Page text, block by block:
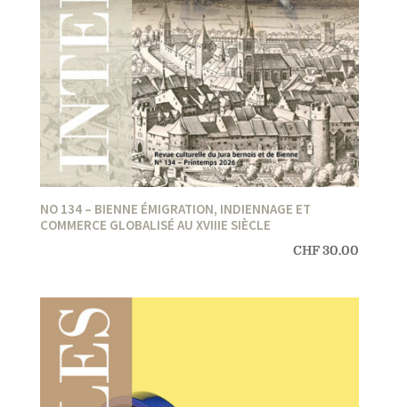
NO 134 – BIENNE ÉMIGRATION, INDIENNAGE ET
COMMERCE GLOBALISÉ AU XVIIIE SIÈCLE
CHF30.00